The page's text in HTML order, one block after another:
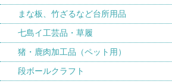
まな板、竹ざるなど台所用品
七島イ工芸品・草履
猪・鹿肉加工品（ペット用）
段ボールクラフト